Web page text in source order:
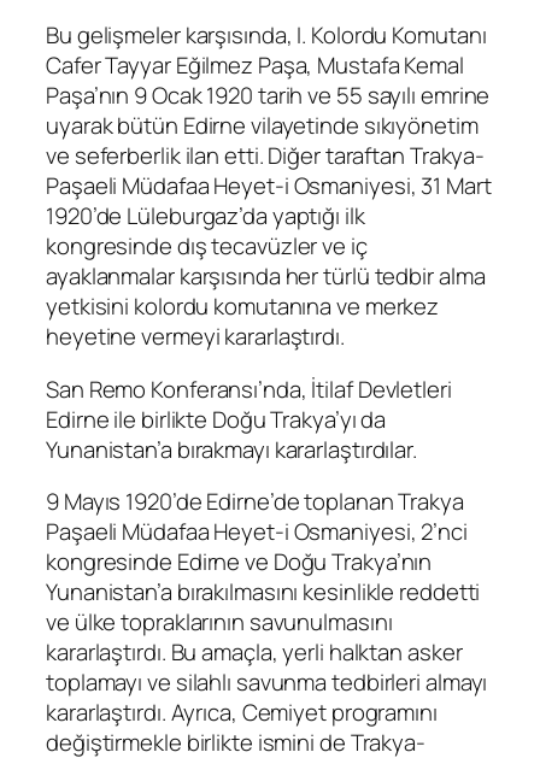
Bu gelişmeler karşısında, I. Kolordu Komutanı
Cafer Tayyar Eğilmez Paşa, Mustafa Kemal
Paşa’nın 9 Ocak 1920 tarih ve 55 sayılı emrine
uyarak bütün Edirne vilayetinde sıkıyönetim
ve seferberlik ilan etti. Diğer taraftan Trakya-
Paşaeli Müdafaa Heyet-i Osmaniyesi, 31 Mart
1920’de Lüleburgaz’da yaptığı ilk
kongresinde dış tecavüzler ve iç
ayaklanmalar karşısında her türlü tedbir alma
yetkisini kolordu komutanına ve merkez
heyetine vermeyi kararlaştırdı.
San Remo Konferansı’nda, İtilaf Devletleri
Edirne ile birlikte Doğu Trakya’yı da
Yunanistan’a bırakmayı kararlaştırdılar.
9 Mayıs 1920’de Edirne’de toplanan Trakya
Paşaeli Müdafaa Heyet-i Osmaniyesi, 2’nci
kongresinde Edirne ve Doğu Trakya’nın
Yunanistan’a bırakılmasını kesinlikle reddetti
ve ülke topraklarının savunulmasını
kararlaştırdı. Bu amaçla, yerli halktan asker
toplamayı ve silahlı savunma tedbirleri almayı
kararlaştırdı. Ayrıca, Cemiyet programını
değiştirmekle birlikte ismini de Trakya-